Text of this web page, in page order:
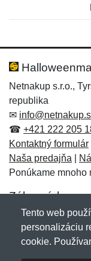
Hodnotenie:
Meno:*
E-mail:
Správa*
Meno:
E-mail:*
Správa*
Netnakup s.r.o.,
republika
✉
☎ +421 222 205
Kontaktný formulár
Naša predajňa
Ponúkame mnoho
Zákaznícky
Novinky
Tento web
personalizáciu
cookie.